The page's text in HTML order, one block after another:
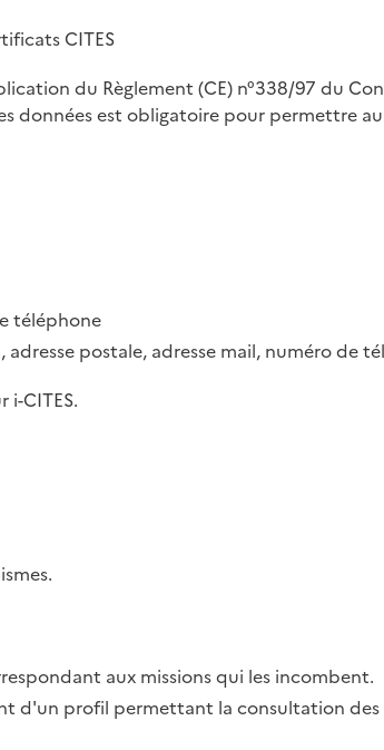
CITES
du Règlement (CE) n°338/97 du
données est obligatoire pour permettre
téléphone
postale, adresse mail, numéro de
CITES.
aux missions qui les incombent.
d'un profil permettant la consultation des